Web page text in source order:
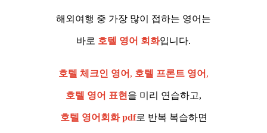
해외여행 중 가장 많이 접하는 영어는
바로 호텔 영어 회화입니다.
호텔 체크인 영어 , 호텔 프론트 영어 ,
호텔 영어 표현 을 미리 연습하고,
호텔 영어회화 pdf로 반복 복습하면